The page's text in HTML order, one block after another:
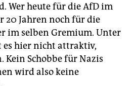
Wer heute für die AfD im
20 Jahren noch für die
im selben Gremium. Unter
es hier nicht attraktiv,
Kein Schobbe für Nazis
wird also keine